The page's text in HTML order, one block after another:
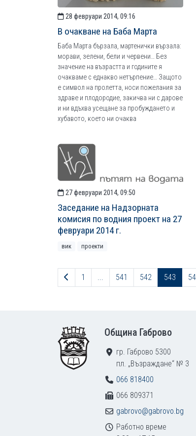
28 февруари 2014, 09:16
В очакване на Баба Марта
Баба Марта бързала, мартенички вързала:
морави, зелени, бели и червени… Без
значение на възрастта и годините я
очакваме с еднакво нетърпение… Защото
е символ на пролетта, носи пожелания за
здраве и плодородие, закичва ни с дарове
и ни вдъхва усещане за пробуждането и
хубавото, което ни очаква
27 февруари 2014, 09:50
Заседание на Надзорната
комисия по водния проект на 27
февруари 2014 г.
вик проекти
Предходна страница
1 541 542 543
Община Габрово
гр. Габрово 5300
пл. „Възраждане“ № 3
066 818400
066 809371
gabrovo@gabrovo.bg
Работно време